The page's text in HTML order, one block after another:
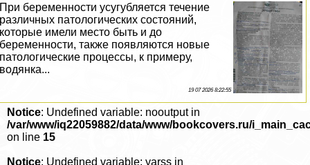
При беременности усугубляется течение
различных патологических состояний,
которые имели место быть и до
беременности, также появляются новые
патологические процессы, к примеру,
водянка...
19 07 2026 8:22:55
Notice: Undefined variable: nooutput in
/var/www/iq22059882/data/www/bookcovers.ru/
on line 15
Notice: Undefined variable: yarss in